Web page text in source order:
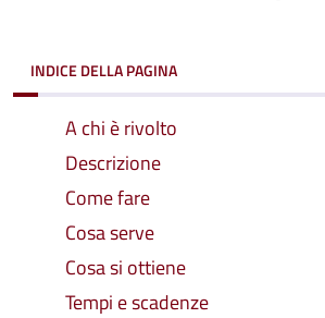
INDICE DELLA PAGINA
A chi è rivolto
Descrizione
Come fare
Cosa serve
Cosa si ottiene
Tempi e scadenze